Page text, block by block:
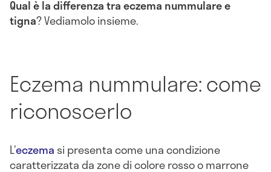
Qual è ladifferenza tra eczema nummulare e
tigna? Vediamolo insieme.
Eczema nummulare: come
riconoscerlo
L’eczema si presenta come una condizione
caratterizzata da zone di colore rosso o marrone